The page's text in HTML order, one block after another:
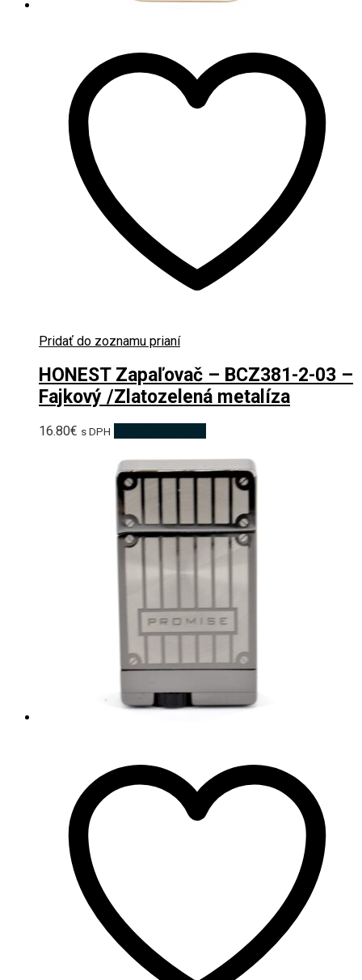
Pridať do zoznamu prianí
HONEST Zapaľovač – BCZ381-2-03 –
Fajkový /Zlatozelená metalíza
16.80€ s DPH